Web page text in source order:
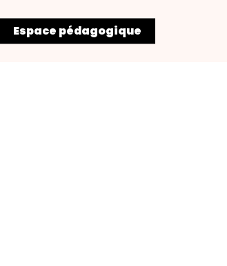
Espace pédagogique